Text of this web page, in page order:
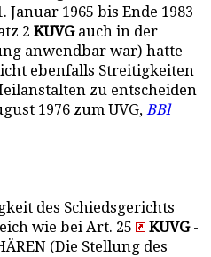
1965 bis Ende 1983
2 KUVGauch in der
anwendbar war) hatte
ebenfalls Streitigkeiten
zu entscheiden
1976 zum UVG, BBl
des Schiedsgerichts
wie bei Art. 25 KUVG-
(Die Stellung des